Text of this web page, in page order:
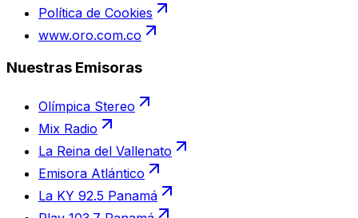
Política de Cookies
www.oro.com.co
Nuestras Emisoras
Olímpica Stereo
Mix Radio
La Reina del Vallenato
Emisora Atlántico
La KY 92.5 Panamá